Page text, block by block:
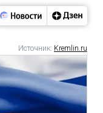
Источник: Kremlin.ru